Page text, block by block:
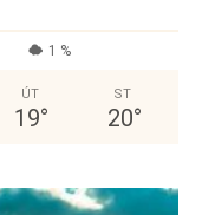
1 %
ÚT
19°
ST
20°